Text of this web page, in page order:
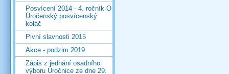
Posvícení 2014 - 4. ročník O
Úročenský posvícenský
koláč
Pivní slavnosti 2015
Akce - podzim 2019
Zápis z jednání osadního
výboru Úročnice ze dne 29.